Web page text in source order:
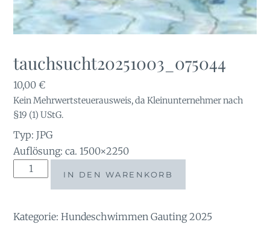
tauchsucht20251003_075044
10,00€
Kein Mehrwertsteuerausweis, da Kleinunternehmer nach
§19 (1) UStG.
Typ: JPG
Auflösung: ca. 1500×2250
tauchsucht20251003_075044
IN DEN WARENKORB
Kategorie:Hundeschwimmen Gauting 2025